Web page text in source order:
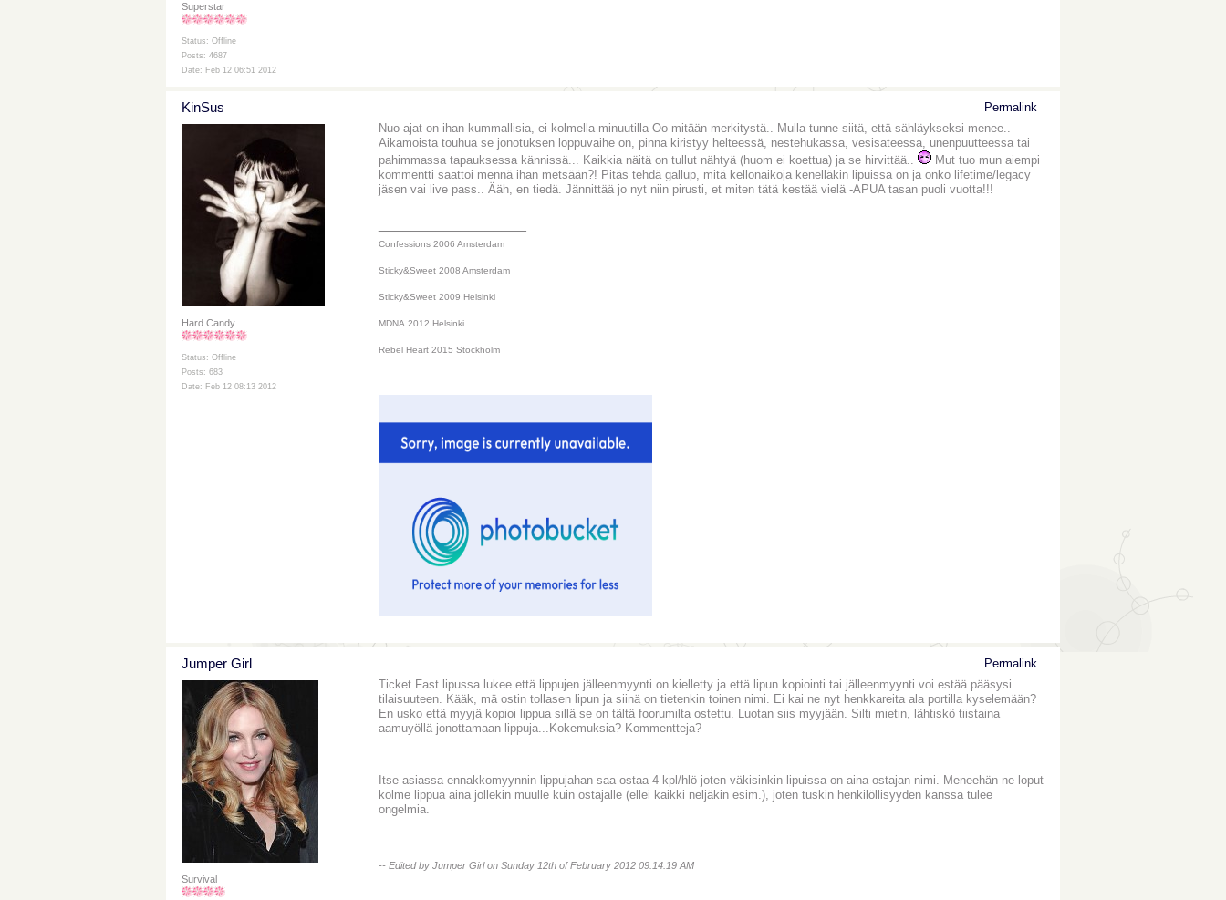
Superstar
Status: Offline
Posts: 4687
Date: Feb 12 06:51 2012
KinSus
Hard Candy
Status: Offline
Posts: 683
Date: Feb 12 08:13 2012
Permalink
Nuo ajat on ihan kummallisia, ei kolmella minuutilla Oo mitään merkitystä.. Mulla tunne siitä, että sähläykseksi menee..
Aikamoista touhua se jonotuksen loppuvaihe on, pinna kiristyy helteessä, nestehukassa, vesisateessa, unenpuutteessa tai
pahimmassa tapauksessa kännissä... Kaikkia näitä on tullut nähtyä (huom ei koettua) ja se hirvittää..
Mut tuo mun aiempi
kommentti saattoi mennä ihan metsään?! Pitäs tehdä gallup, mitä kellonaikoja kenelläkin lipuissa on ja onko lifetime/legacy
jäsen vai live pass.. Ääh, en tiedä. Jännittää jo nyt niin pirusti, et miten tätä kestää vielä -APUA tasan puoli vuotta!!!
Confessions 2006 Amsterdam
Sticky&Sweet 2008 Amsterdam
Sticky&Sweet 2009 Helsinki
MDNA 2012 Helsinki
Rebel Heart 2015 Stockholm
Jumper Girl
Survival
Permalink
Ticket Fast lipussa lukee että lippujen jälleenmyynti on kielletty ja että lipun kopiointi tai jälleenmyynti voi estää pääsysi
tilaisuuteen. Kääk, mä ostin tollasen lipun ja siinä on tietenkin toinen nimi. Ei kai ne nyt henkkareita ala portilla kyselemään?
En usko että myyjä kopioi lippua sillä se on tältä foorumilta ostettu. Luotan siis myyjään. Silti mietin, lähtiskö tiistaina
aamuyöllä jonottamaan lippuja...Kokemuksia? Kommentteja?
Itse asiassa ennakkomyynnin lippujahan saa ostaa 4 kpl/hlö joten väkisinkin lipuissa on aina ostajan nimi. Meneehän ne loput
kolme lippua aina jollekin muulle kuin ostajalle (ellei kaikki neljäkin esim.), joten tuskin henkilöllisyyden kanssa tulee
ongelmia.
-- Edited by Jumper Girl on Sunday 12th of February 2012 09:14:19 AM